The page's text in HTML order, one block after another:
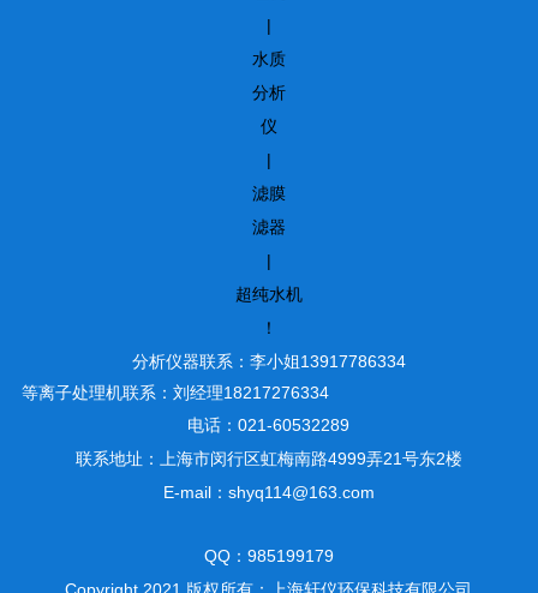
|
水质
分析
仪
|
滤膜
滤器
|
超纯水机
！
分析仪器联系：李小姐13917786334
等离子处理机联系：刘经理18217276334
电话：021-60532289
联系地址：上海市闵行区虹梅南路4999弄21号东2楼
E-mail：shyq114@163.com
QQ：985199179